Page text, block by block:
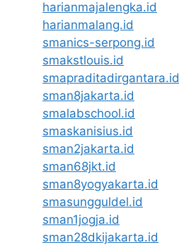
harianmajalengka.id
harianmalang.id
smanics-serpong.id
smakstlouis.id
smapraditadirgantara.id
sman8jakarta.id
smalabschool.id
smaskanisius.id
sman2jakarta.id
sman68jkt.id
sman8yogyakarta.id
smasungguldel.id
sman1jogja.id
sman28dkijakarta.id